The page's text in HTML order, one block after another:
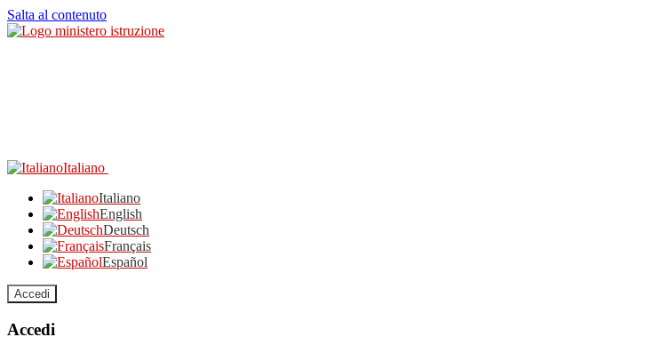
Salta al contenuto
Italiano
Italiano
English
Deutsch
Français
Español
Accedi
Accedi